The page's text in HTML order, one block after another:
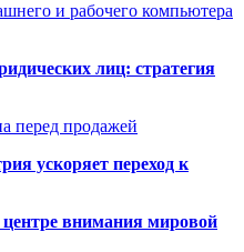
и рабочего компьютера
лиц: стратегия
перед продажей
ускоряет переход к
внимания мировой